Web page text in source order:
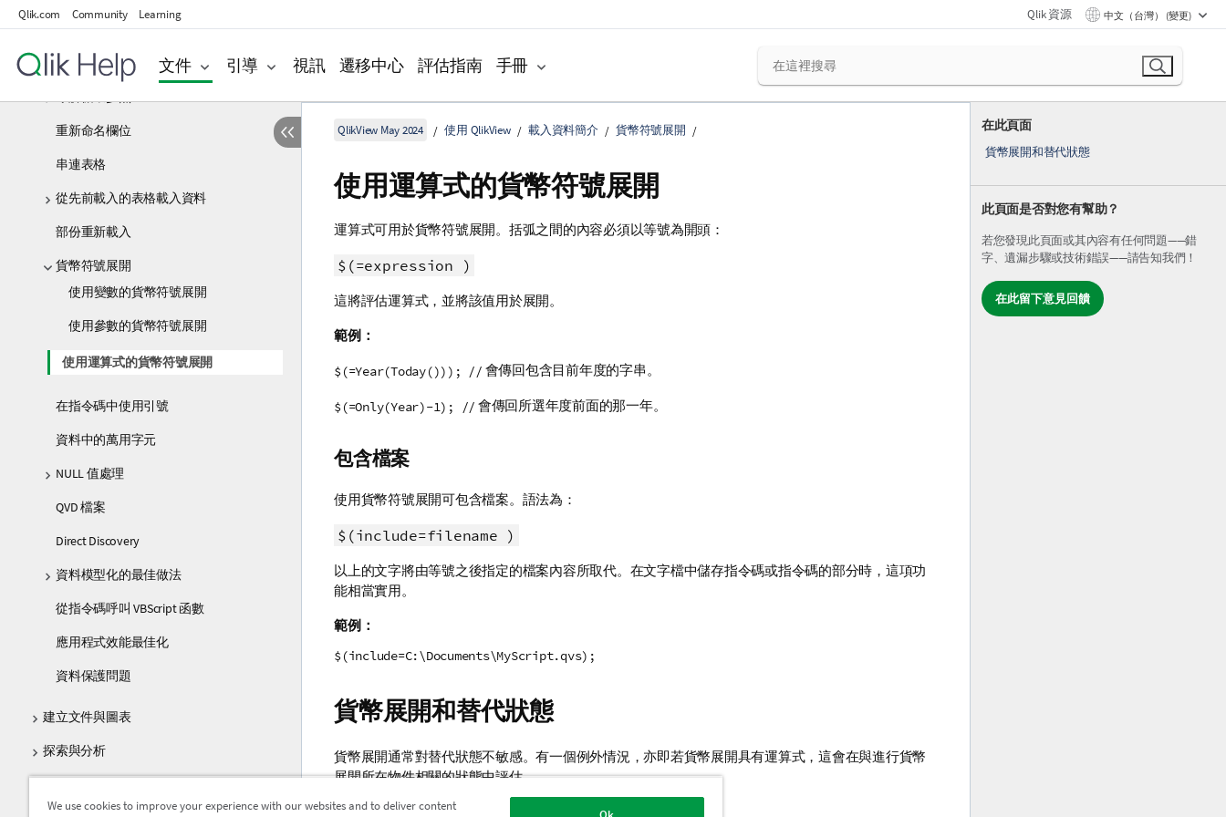
Qlik.com Community Learning Qlik 資源 中文（台灣） (變更)
文件 引導 視訊 遷移中心 評估指南 手冊
從資料庫載入資料
從內嵌表格載入資料
重新命名欄位
串連表格
從先前載入的表格載入資料
部份重新載入
貨幣符號展開
使用變數的貨幣符號展開
使用參數的貨幣符號展開
使用運算式的貨幣符號展開
在指令碼中使用引號
資料中的萬用字元
NULL 值處理
QVD 檔案
Direct Discovery
資料模型化的最佳做法
從指令碼呼叫 VBScript 函數
應用程式效能最佳化
資料保護問題
建立文件與圖表
探索與分析
在此頁面
貨幣展開和替代狀態
此頁面是否對您有幫助？
若您發現此頁面或其內容有任何問題——錯
字、遺漏步驟或技術錯誤——請告知我們！
在此留下意見回饋
QlikView May 2024 使用 QlikView 載入資料簡介 貨幣符號展開
使用運算式的貨幣符號展開
運算式可用於貨幣符號展開。括弧之間的內容必須以等號為開頭：
$(=expression )
這將評估運算式，並將該值用於展開。
範例：
$(=Year(Today())); // 會傳回包含目前年度的字串。
$(=Only(Year)-1); // 會傳回所選年度前面的那一年。
包含檔案
使用貨幣符號展開可包含檔案。語法為：
$(include=filename )
以上的文字將由等號之後指定的檔案內容所取代。在文字檔中儲存指令碼或指令碼的部分時，這項功
能相當實用。
範例：
$(include=C:\Documents\MyScript.qvs);
貨幣展開和替代狀態
貨幣展開通常對替代狀態不敏感。有一個例外情況，亦即若貨幣展開具有運算式，這會在與進行貨幣
展開所在物件相關的狀態中評估。
範例：
We use cookies to improve your experience with our websites and to deliver content